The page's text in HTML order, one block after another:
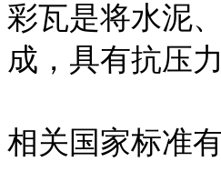
彩瓦是将水泥
成，具有抗压
相关国家标准